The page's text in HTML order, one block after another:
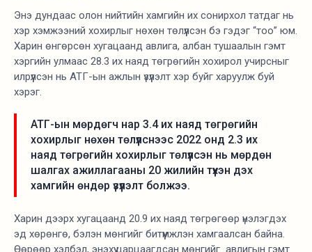
Энэ дундаас олон нийтийн хамгийн их сонирхол татдаг нь
хэр хэмжээний хохирлыг нөхөн төлүүлсэн бэ гэдэг “тоо” юм.
Харин өнгөрсөн хугацаанд авлига, албан тушаалын гэмт
хэргийн улмаас 28.3 их наяд төгрөгийн хохирол учирсныг
илрүүлсэн нь АТГ-ын ажлын үзүүлэлт хэр буйг харуулж буй
хэрэг.
АТГ-ын мөрдөгч нар 3.4 их наяд төгрөгийн
хохирлыг нөхөн төлүүлснээс 2022 онд 2.3 их
наяд төгрөгийн хохирлыг төлүүлсэн нь мөрдөн
шалгах ажиллагааны 20 жилийн түүхэн дэх
хамгийн өндөр үзүүлэлт болжээ.
Харин дээрх хугацаанд 20.9 их наяд төгрөгөөр үнэлэгдэх
эд хөрөнгө, бэлэн мөнгийг битүүмжлэн хамгаалсан байна.
Өөрөөр хэлбэл, энэхүү царцаагдсан мөнгийг авлигын гэмт